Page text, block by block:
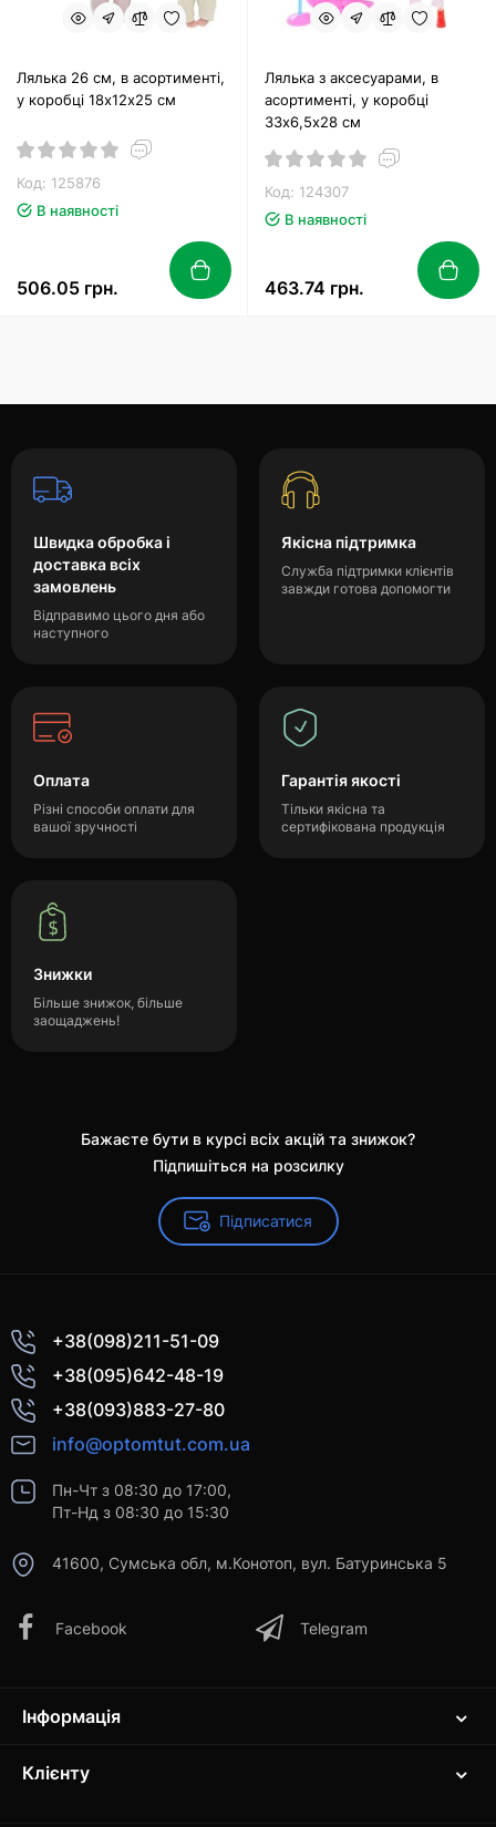
Лялька 26 см, в асортименті,
у коробці 18х12х25 см
Код: 125876
В наявності
506.05 грн.
Лялька з аксесуарами, в
асортименті, у коробці
33х6,5х28 см
Код: 124307
В наявності
463.74 грн.
Швидка обробка і
доставка всіх
замовлень
Відправимо цього дня або
наступного
Якісна підтримка
Служба підтримки клієнтів
завжди готова допомогти
Оплата
Різні способи оплати для
вашої зручності
Гарантія якості
Тільки якісна та
сертифікована продукція
Знижки
Більше знижок, більше
заощаджень!
Бажаєте бути в курсі всіх акцій та знижок?
Підпишіться на розсилку
Підписатися
+38(098)211-51-09
+38(095)642-48-19
+38(093)883-27-80
info@optomtut.com.ua
Пн-Чт з 08:30 до 17:00,
Пт-Нд з 08:30 до 15:30
41600, Сумська обл, м.Конотоп, вул. Батуринська 5
Facebook Telegram
Інформація
Клієнту